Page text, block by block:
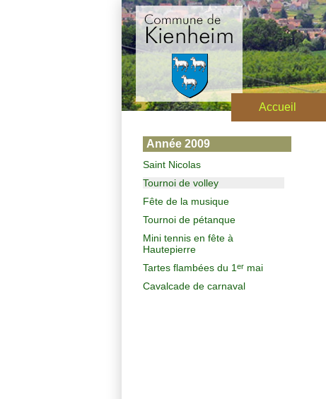
Accueil
Année 2009
Saint Nicolas
Tournoi de volley
Fête de la musique
Tournoi de pétanque
Mini tennis en fête à
Hautepierre
Tartes flambées du 1er mai
Cavalcade de carnaval